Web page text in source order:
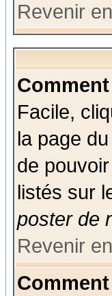
Revenir
Facile,
la page
de
listés sur
poster de
Revenir